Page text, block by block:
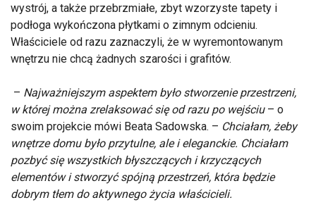
wystrój, a także przebrzmiałe, zbyt wzorzyste tapety i
podłoga wykończona płytkami o zimnym odcieniu.
Właściciele od razu zaznaczyli, że w wyremontowanym
wnętrzu nie chcą żadnych szarości i grafitów.
– Najważniejszym aspektem było stworzenie przestrzeni,
w której można zrelaksować się od razu po wejściu– o
swoim projekcie mówi Beata Sadowska. – Chciałam, żeby
wnętrze domu było przytulne, ale i eleganckie. Chciałam
pozbyć się wszystkich błyszczących i krzyczących
elementów i stworzyć spójną przestrzeń, która będzie
dobrym tłem do aktywnego życia właścicieli.